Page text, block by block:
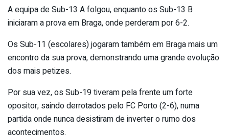
A equipa de Sub-13 A folgou, enquanto os Sub-13 B
iniciaram a prova em Braga, onde perderam por 6-2.
Os Sub-11 (escolares) jogaram também em Braga mais um
encontro da sua prova, demonstrando uma grande evolução
dos mais petizes.
Por sua vez, os Sub-19 tiveram pela frente um forte
opositor, saindo derrotados pelo FC Porto (2-6), numa
partida onde nunca desistiram de inverter o rumo dos
acontecimentos.